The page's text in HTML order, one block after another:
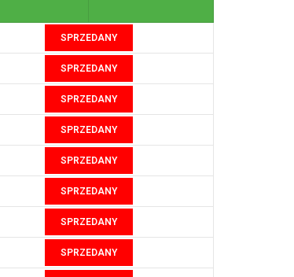
SPRZEDANY
SPRZEDANY
SPRZEDANY
SPRZEDANY
SPRZEDANY
SPRZEDANY
SPRZEDANY
SPRZEDANY